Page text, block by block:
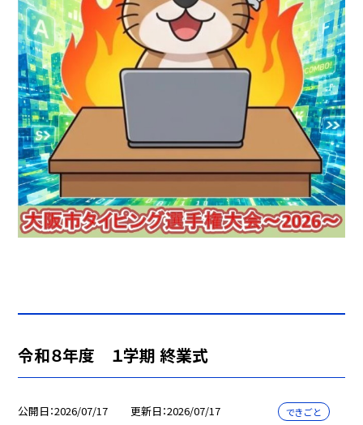
令和８年度 １学期 終業式
公開日 2026/07/17 更新日 2026/07/17 できごと